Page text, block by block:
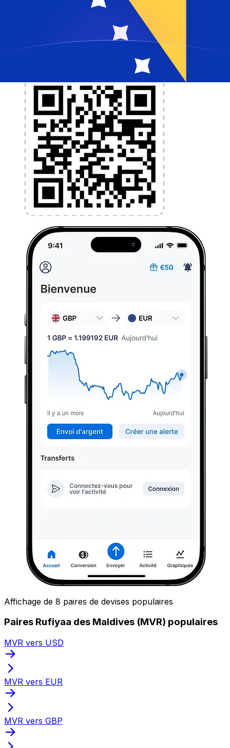
et la gestion de vos devises. Convertissez des devises,
programmez des alertes de taux et transférez de
l'argent à l'étranger sans frais cachés. Téléchargez
l'application dès aujourd'hui !
Affichage de 8 paires de devises populaires
Paires Rufiyaa des Maldives (MVR) populaires
MVR vers USD
MVR vers EUR
MVR vers GBP